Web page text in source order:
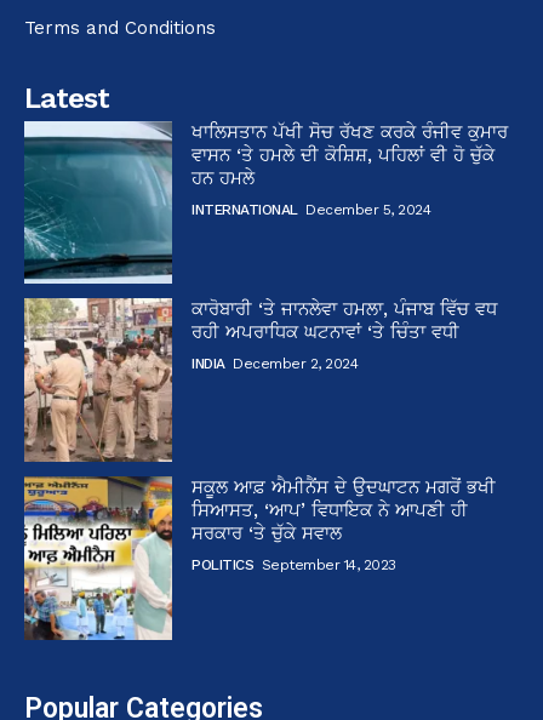
Terms and Conditions
Latest
ਖਾਲਿਸਤਾਨ ਪੱਖੀ ਸੋਚ ਰੱਖਣ ਕਰਕੇ ਰੰਜੀਵ ਕੁਮਾਰ
ਵਾਸਨ ‘ਤੇ ਹਮਲੇ ਦੀ ਕੋਸ਼ਿਸ਼, ਪਹਿਲਾਂ ਵੀ ਹੋ ਚੁੱਕੇ
ਹਨ ਹਮਲੇ
INTERNATIONAL December 5, 2024
ਕਾਰੋਬਾਰੀ ‘ਤੇ ਜਾਨਲੇਵਾ ਹਮਲਾ, ਪੰਜਾਬ ਵਿੱਚ ਵਧ
ਰਹੀ ਅਪਰਾਧਿਕ ਘਟਨਾਵਾਂ ‘ਤੇ ਚਿੰਤਾ ਵਧੀ
INDIA December 2, 2024
ਸਕੂਲ ਆਫ਼ ਐਮੀਨੈਂਸ ਦੇ ਉਦਘਾਟਨ ਮਗਰੋਂ ਭਖੀ
ਸਿਆਸਤ, ‘ਆਪ’ ਵਿਧਾਇਕ ਨੇ ਆਪਣੀ ਹੀ
ਸਰਕਾਰ ‘ਤੇ ਚੁੱਕੇ ਸਵਾਲ
POLITICS September 14, 2023
Popular Categories